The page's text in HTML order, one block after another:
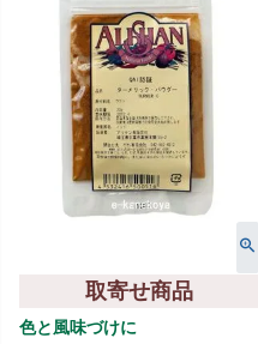
取寄せ商品
色と風味づけに